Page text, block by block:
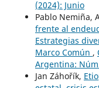
(2024): Junio
Pablo Nemiña,
frente al
Estrategias
Marco Común ,
Argentina:
Jan Záhořík,